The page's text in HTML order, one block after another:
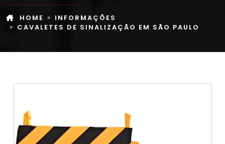
HOME
INFORMAÇÕES
CAVALETES DE SINALIZAÇÃO EM SÃO PAULO